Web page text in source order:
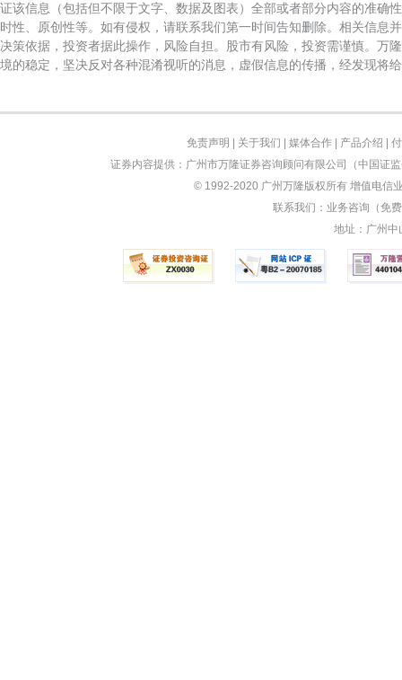
证该信息（包括但不限于文字、数据及图表）全部或者部分内容的准确
时性、原创性等。如有侵权，请联系我们第一时间告知删除。相关信息
决策依据，投资者据此操作，风险自担。股市有风险，投资需谨慎。万
境的稳定，坚决反对各种混淆视听的消息，虚假信息的传播，经发现将
免责声明 关于我们 媒体合作| 产品介绍
证券内容提供：广州市万隆证券咨询顾问有限公司（中国证
© 1992-2020 广州万隆版权所有 增值电信
联系我们：业务咨询（免
地址：广州中